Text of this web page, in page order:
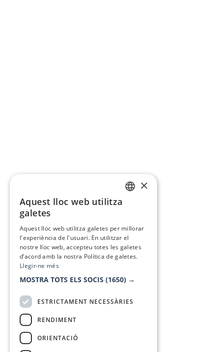
×
Aquest lloc web utilitza
galetes
Aquest lloc web utilitza galetes per millorar
l'experiència de l'usuari. En utilitzar el
nostre lloc web, accepteu totes les galetes
d’acord amb la nostra Política de galetes.
Llegir-ne més
MOSTRA TOTS ELS SOCIS (1650) →
ESTRICTAMENT NECESSÀRIES
RENDIMENT
ORIENTACIÓ